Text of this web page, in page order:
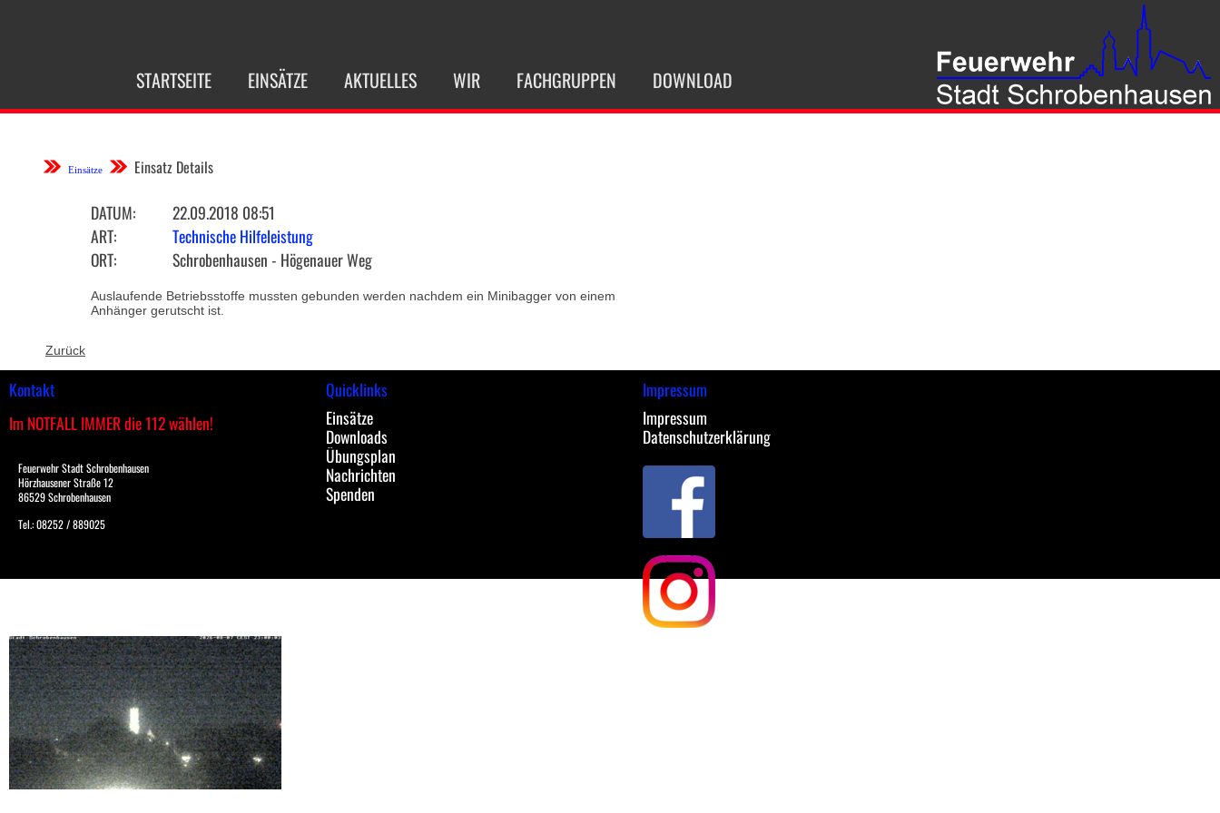
STARTSEITE EINSÄTZE AKTUELLES WIR FACHGRUPPEN DOWNLOAD
Einsätze Einsatz Details
DATUM:
22.09.2018 08:51
ART:
Technische Hilfeleistung
ORT:
Schrobenhausen - Högenauer Weg
Auslaufende Betriebsstoffe mussten gebunden werden nachdem ein Minibagger von einem
Anhänger gerutscht ist.
Zurück
Kontakt
Im NOTFALL IMMER die 112 wählen!
Feuerwehr Stadt Schrobenhausen
Hörzhausener Straße 12
86529 Schrobenhausen
Tel.: 08252 / 889025
Quicklinks
Einsätze
Downloads
Übungsplan
Nachrichten
Spenden
Impressum
Impressum
Datenschutzerklärung